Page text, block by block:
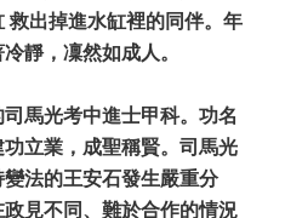
救出掉進水缸裡的同伴。年
靜，凜然如成人。
馬光考中進士甲科。功名
立業，成聖稱賢。司馬光
法的王安石發生嚴重分
見不同、難於合作的情況